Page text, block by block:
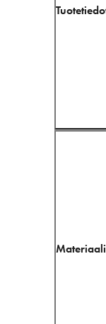
Materiaali